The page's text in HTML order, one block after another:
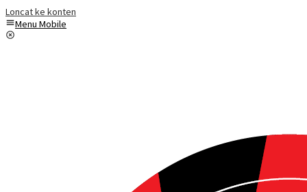
Loncat ke konten
Menu Mobile